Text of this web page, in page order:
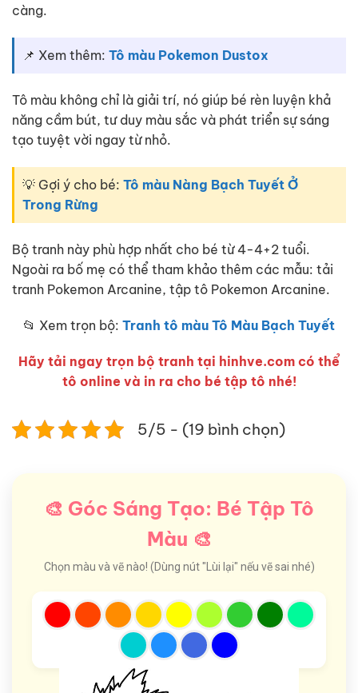
càng.
📌 Xem thêm: Tô màu Pokemon Dustox
Tô màu không chỉ là giải trí, nó giúp bé rèn luyện khả
năng cầm bút, tư duy màu sắc và phát triển sự sáng
tạo tuyệt vời ngay từ nhỏ.
💡 Gợi ý cho bé: Tô màu Nàng Bạch Tuyết Ở
Trong Rừng
Bộ tranh này phù hợp nhất cho bé từ 4-4+2 tuổi.
Ngoài ra bố mẹ có thể tham khảo thêm các mẫu: tải
tranh Pokemon Arcanine, tập tô Pokemon Arcanine.
📂 Xem trọn bộ: Tranh tô màu Tô Màu Bạch Tuyết
Hãy tải ngay trọn bộ tranh tại hinhve.com có thể
tô online và in ra cho bé tập tô nhé!
5/5 - (19 bình chọn)
🎨 Góc Sáng Tạo: Bé Tập Tô
Màu 🎨
Chọn màu và vẽ nào! (Dùng nút "Lùi lại" nếu vẽ sai nhé)